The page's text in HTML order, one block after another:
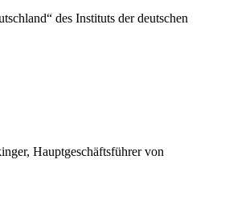
des Instituts der deutschen
Hauptgeschäftsführer von